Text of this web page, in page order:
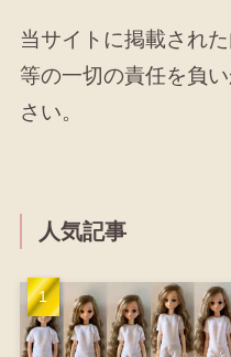
当サイトに掲載され
等の一切の責任を負
さい。
人気記事